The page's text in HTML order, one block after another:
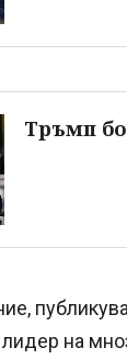
Тръмп
на